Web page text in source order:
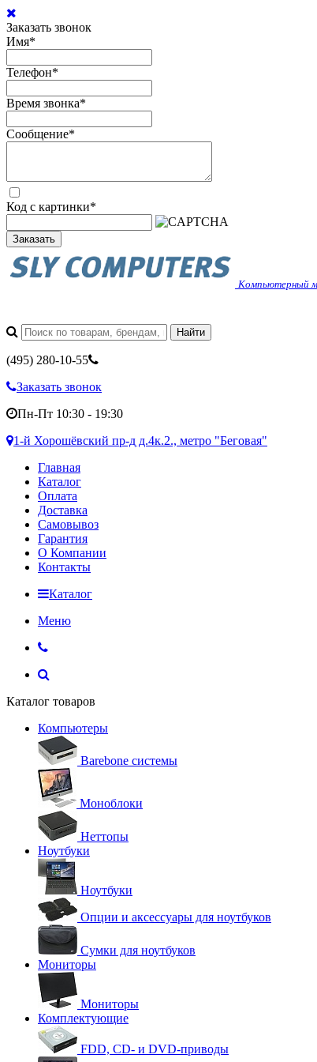
Заказать звонок
Имя*
Телефон*
Время звонка*
Сообщение*
Код с картинки*
Заказать
Компьютерный
(495) 280-10-55
Заказать звонок
Пн-Пт 10:30 - 19:30
1-й Хорошёвский пр-д д.4к.2., метро "Беговая"
Главная
Каталог
Оплата
Доставка
Самовывоз
Гарантия
О Компании
Контакты
Каталог
Меню
Каталог товаров
Компьютеры
Barebone системы
Моноблоки
Неттопы
Ноутбуки
Ноутбуки
Опции и аксессуары для ноутбуков
Сумки для ноутбуков
Мониторы
Мониторы
Комплектующие
FDD, CD- и DVD-приводы